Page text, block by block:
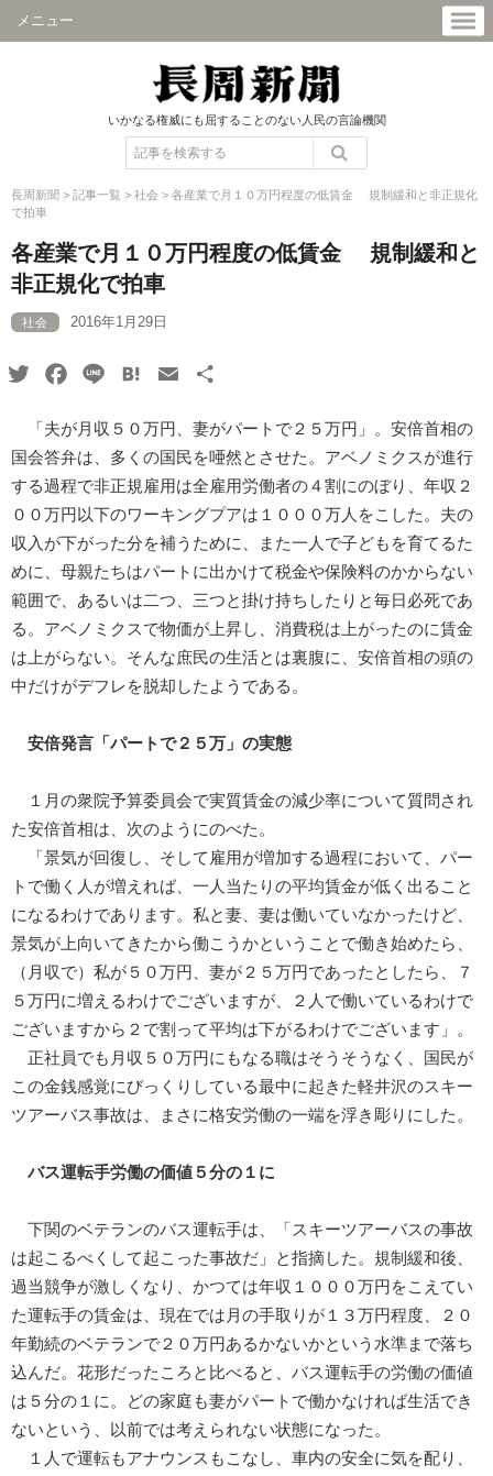
メニュー
いかなる権威にも屈することのない人民の言論機関
長周新聞 > 記事一覧 > 社会 > 各産業で月１０万円程度の低賃金 規制緩和と非正規化
で拍車
各産業で月１０万円程度の低賃金 規制緩和と
非正規化で拍車
社会 2016年1月29日
TwitterFacebook
Line HatenaEmail
「夫が月収５０万円、妻がパートで２５万円」。安倍首相の
国会答弁は、多くの国民を唖然とさせた。アベノミクスが進行
する過程で非正規雇用は全雇用労働者の４割にのぼり、年収２
００万円以下のワーキングプアは１０００万人をこした。夫の
収入が下がった分を補うために、また一人で子どもを育てるた
めに、母親たちはパートに出かけて税金や保険料のかからない
範囲で、あるいは二つ、三つと掛け持ちしたりと毎日必死であ
る。アベノミクスで物価が上昇し、消費税は上がったのに賃金
は上がらない。そんな庶民の生活とは裏腹に、安倍首相の頭の
中だけがデフレを脱却したようである。
安倍発言「パートで２５万」の実態
１月の衆院予算委員会で実質賃金の減少率について質問され
た安倍首相は、次のようにのべた。
「景気が回復し、そして雇用が増加する過程において、パー
トで働く人が増えれば、一人当たりの平均賃金が低く出ること
になるわけであります。私と妻、妻は働いていなかったけど、
景気が上向いてきたから働こうかということで働き始めたら、
（月収で）私が５０万円、妻が２５万円であったとしたら、７
５万円に増えるわけでございますが、２人で働いているわけで
ございますから２で割って平均は下がるわけでございます」。
正社員でも月収５０万円にもなる職はそうそうなく、国民が
この金銭感覚にびっくりしている最中に起きた軽井沢のスキー
ツアーバス事故は、まさに格安労働の一端を浮き彫りにした。
バス運転手労働の価値５分の１に
下関のベテランのバス運転手は、「スキーツアーバスの事故
は起こるべくして起こった事故だ」と指摘した。規制緩和後、
過当競争が激しくなり、かつては年収１０００万円をこえてい
た運転手の賃金は、現在では月の手取りが１３万円程度、２０
年勤続のベテランで２０万円あるかないかという水準まで落ち
込んだ。花形だったころと比べると、バス運転手の労働の価値
は５分の１に。どの家庭も妻がパートで働かなければ生活でき
ないという、以前では考えられない状態になった。
１人で運転もアナウンスもこなし、車内の安全に気を配り、